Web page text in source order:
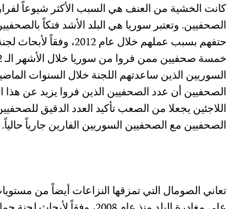
كانت الخشية من العنف هي السبب الأكثر شيوعاً
حتفهم بسبب عملهم خلال
الصحفيين أن عدد الصحفيين الذين فروا يزيد عن هذا
اللاجئين يجعلا من الصعب تأكيد العدد الدقيق
الصحفيين مع الصحفيين السوريين الفارين جارياً حالياً.